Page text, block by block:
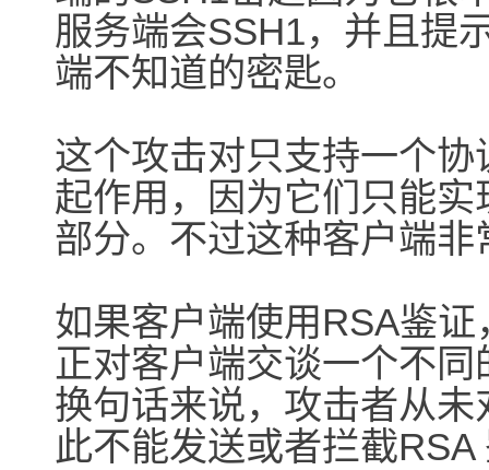
服务端会SSH1，并且提
端不知道的密匙。
这个攻击对只支持一个
起作用，因为它们只能实
部分。不过这种客户端非
如果客户端使用RSA鉴
正对客户端交谈一个不同
换句话来说，攻击者从
此不能发送或者拦截RSA